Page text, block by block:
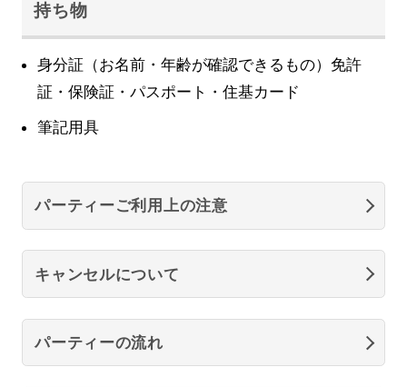
持ち物
身分証（お名前・年齢が確認できるもの）免許
証・保険証・パスポート・住基カード
筆記用具
パーティーご利用上の注意
キャンセルについて
パーティーの流れ